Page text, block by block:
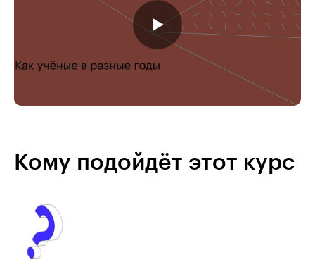
Кому подойдёт этот курс